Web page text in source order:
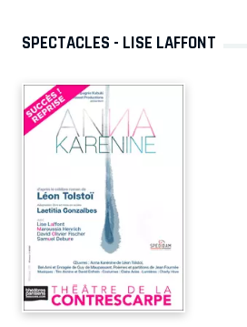
SPECTACLES - LISE LAFFONT